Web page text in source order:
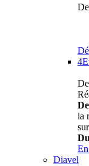
la
Diavel